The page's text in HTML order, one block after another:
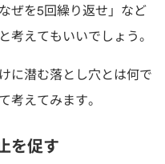
ぜを5回繰り返せ」など
考えてもいいでしょう。
に潜む落とし穴とは何で
考えてみます。
を促す